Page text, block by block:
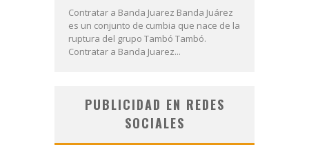
Contratar a Banda Juarez Banda Juárez
es un conjunto de cumbia que nace de la
ruptura del grupo Tambó Tambó.
Contratar a Banda Juarez...
PUBLICIDAD EN REDES
SOCIALES